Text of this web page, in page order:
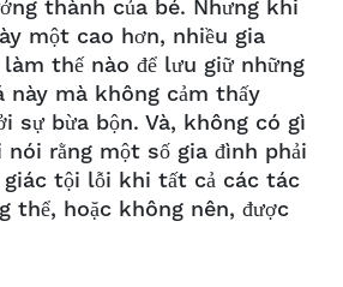
thành của bé. Nhưng khi
một cao hơn, nhiều gia
thế nào để lưu giữ những
này mà không cảm thấy
sự bừa bộn. Và, không có gì
nói rằng một số gia đình phải
tội lỗi khi tất cả các tác
thể, hoặc không nên, được